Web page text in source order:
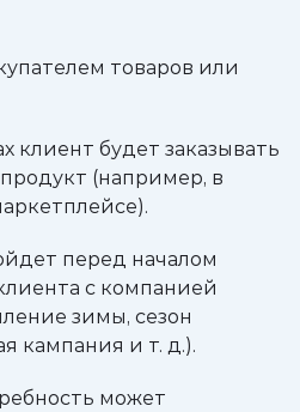
товаров или
клиент будет заказывать
(например, в
перед началом
с компанией
зимы, сезон
кампания и т. д.).
может